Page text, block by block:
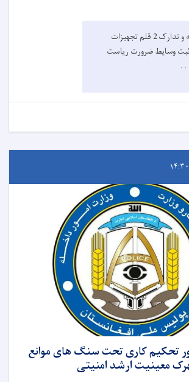
پروژه تهیه و تدارک 2 قلم تجهیزات
وسایط ضرورت ریاست
.
تحکیم کاری تحت سنگ های موانع
معینیت ارشد امنیتی